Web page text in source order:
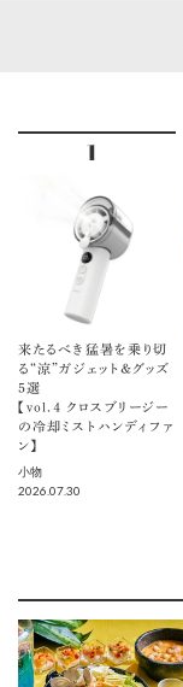
来たるべき猛暑を乗り切
る“涼”ガジェット＆グッズ
5選
【vol.４ クロスブリージー
の冷却ミストハンディファ
ン】
小物
2026.07.30